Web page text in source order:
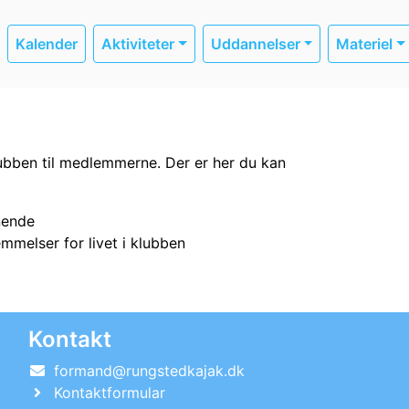
Kalender Aktiviteter Uddannelser Materiel
til medlemmerne. Der er her du kan
for livet i klubben
Kontakt
formand@rungstedkajak.dk
Kontaktformular